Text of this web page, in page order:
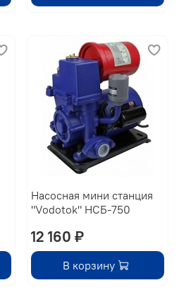
Насосная мини станция
"Vodotok" НСБ-750
12 160 ₽
В корзину